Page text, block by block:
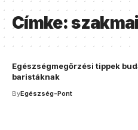
Címke:
Egészségmegőrzési tippek
baristáknak
ByEgészség-Pont